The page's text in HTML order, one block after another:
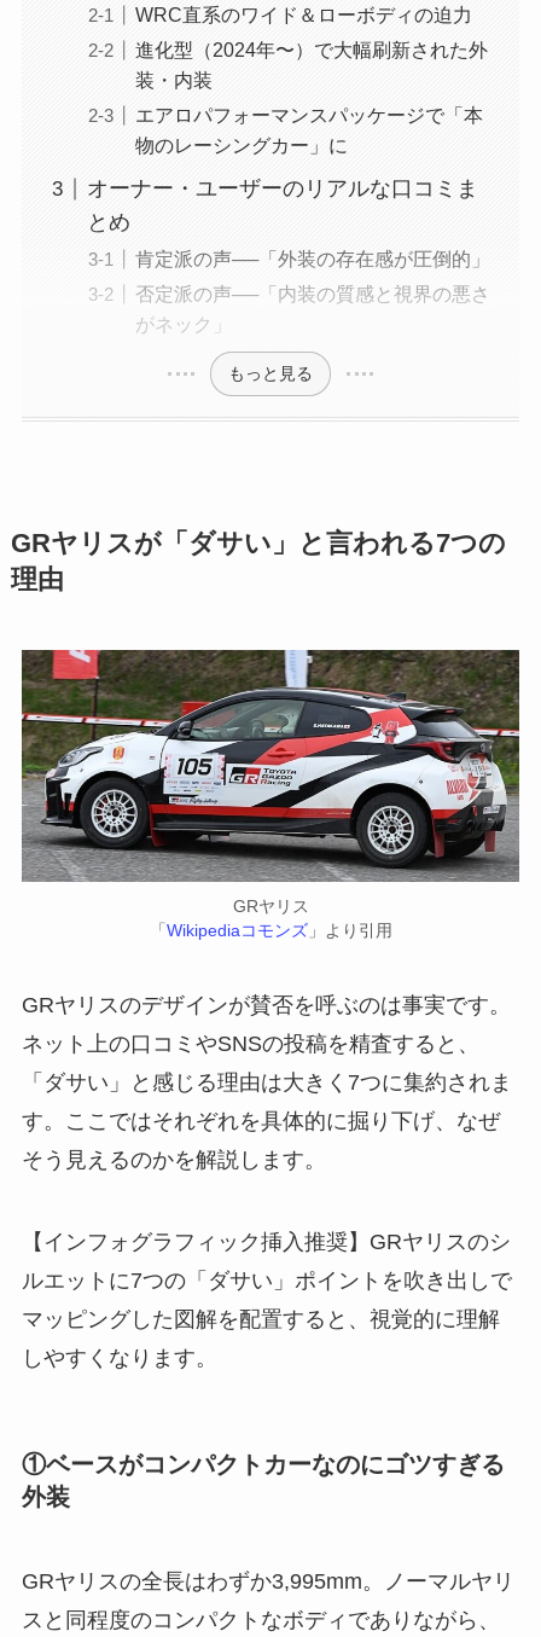
WRC直系のワイド＆ローボディの迫力
進化型（2024年〜）で大幅刷新された外
装・内装
エアロパフォーマンスパッケージで「本
物のレーシングカー」に
オーナー・ユーザーのリアルな口コミま
とめ
肯定派の声──「外装の存在感が圧倒的」
否定派の声──「内装の質感と視界の悪さ
がネック」
もっと見る
GRヤリスが「ダサい」と言われる7つの
理由
GRヤリス
「 Wikipediaコモンズ」より引用
GRヤリスのデザインが賛否を呼ぶのは事実です。
ネット上の口コミやSNSの投稿を精査すると、
「ダサい」と感じる理由は大きく7つに集約されま
す。ここではそれぞれを具体的に掘り下げ、なぜ
そう見えるのかを解説します。
【インフォグラフィック挿入推奨】GRヤリスのシ
ルエットに7つの「ダサい」ポイントを吹き出しで
マッピングした図解を配置すると、視覚的に理解
しやすくなります。
①ベースがコンパクトカーなのにゴツすぎる
外装
GRヤリスの全長はわずか3,995mm。ノーマルヤリ
スと同程度のコンパクトなボディでありながら、